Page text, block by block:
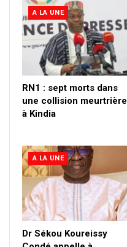
A LA UNE
RN1 : sept morts dans
une collision meurtrière
à Kindia
A LA UNE
Dr Sékou Koureissy